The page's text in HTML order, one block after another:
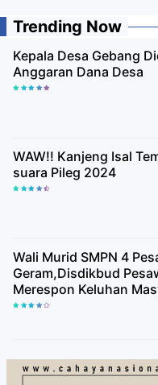
Trending Now
Kepala Desa Gebang
Anggaran Dana Desa
WAW!! Kanjeng Isal
suara Pileg 2024
Wali Murid SMPN 4
Geram,Disdikbud
Merespon Keluhan